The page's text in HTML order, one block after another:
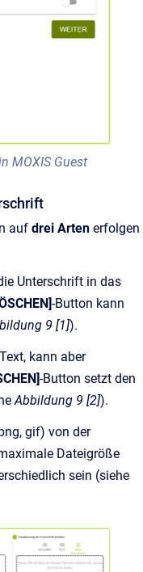
MOXIS Guest
auf drei Arten erfolgen
Unterschrift in das
-Button kann
9 [1]).
kann aber
-Button setzt den
Abbildung 9 [2]).
gif) von der
Dateigröße
sein (siehe